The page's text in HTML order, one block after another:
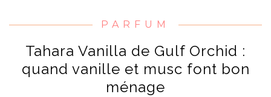
PARFUM
Tahara Vanilla de Gulf Orchid :
quand vanille et musc font bon
ménage